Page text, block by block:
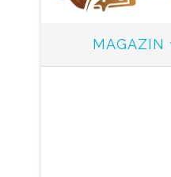
MAGAZIN